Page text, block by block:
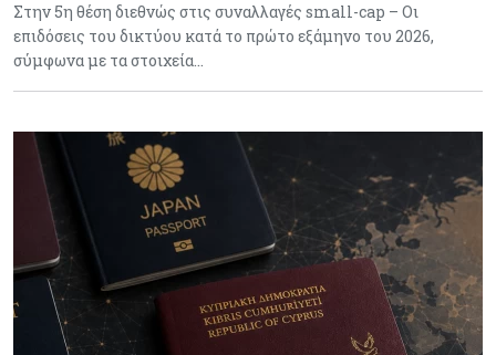
Στην 5η θέση διεθνώς στις συναλλαγές small-cap – Οι
επιδόσεις του δικτύου κατά το πρώτο εξάμηνο του 2026,
σύμφωνα με τα στοιχεία…